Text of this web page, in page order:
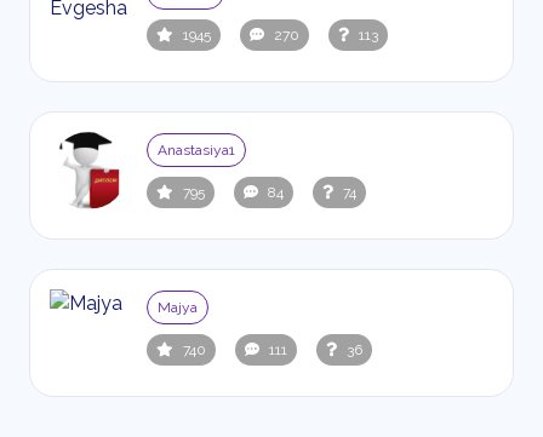
1945 270 113
Anastasiya1
795 84 74
Majya
740 111 36